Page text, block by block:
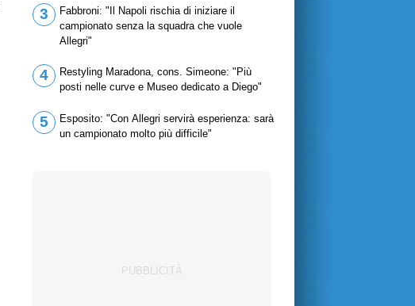
3
Fabbroni: "Il Napoli rischia di iniziare il
campionato senza la squadra che vuole
Allegri"
4
Restyling Maradona, cons. Simeone: "Più
posti nelle curve e Museo dedicato a Diego"
5
Esposito: "Con Allegri servirà esperienza: sarà
un campionato molto più difficile"